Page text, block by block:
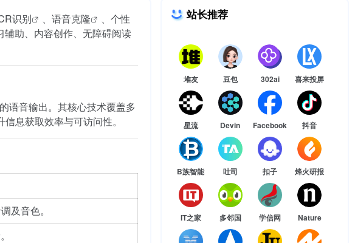
识别 、 语音克隆
、个性
助、内容创作、无障碍阅读
语音输出。其核心技术覆盖多
息获取效率与可访问性。
及音色。
站长推荐
堆友 豆包 302ai 喜来投屏
星流 Devin Facebook 抖音
B族智能 吐司 扣子 烽火研报
IT之家 多邻国 学信网 Nature